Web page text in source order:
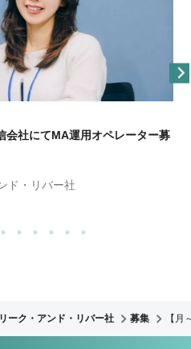
会社にてMA運用オペレーター募
ド・リバー社
ーク・アンド・リバー社 募集 【